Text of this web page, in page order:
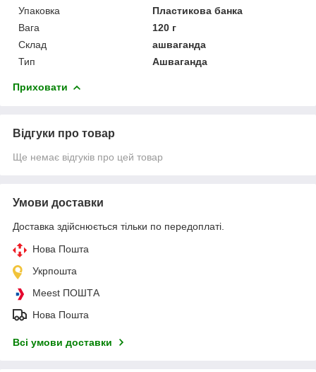
Упаковка
Пластикова банка
Вага
120 г
Склад
ашваганда
Тип
Ашваганда
Приховати
Відгуки про товар
Ще немає відгуків про цей товар
Умови доставки
Доставка здійснюється тільки по передоплаті.
Нова Пошта
Укрпошта
Meest ПОШТА
Нова Пошта
Всі умови доставки